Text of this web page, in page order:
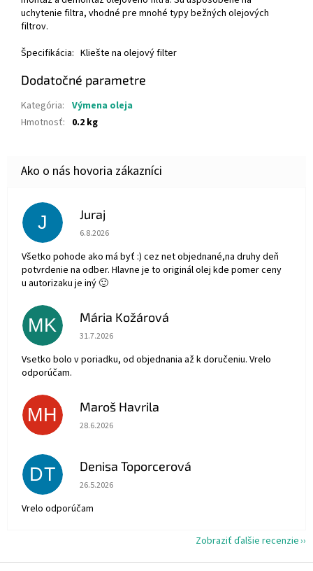
uchytenie filtra, vhodné pre mnohé typy bežných olejových
filtrov.
Špecifikácia: Kliešte na olejový filter
Dodatočné parametre
Kategória: Výmena oleja
Hmotnosť: 0.2 kg
J Juraj
Hodnotenie obchodu je 5 z 5 hviezdičiek.
6.8.2026
Všetko pohode ako má byť :) cez net objednané,na druhy deň
potvrdenie na odber. Hlavne je to originál olej kde pomer ceny
u autorizaku je iný 🙂
MK Mária Kožárová
Hodnotenie obchodu je 5 z 5 hviezdičiek.
31.7.2026
Vsetko bolo v poriadku, od objednania až k doručeniu. Vrelo
odporúčam.
MH Maroš Havrila
Hodnotenie obchodu je 5 z 5 hviezdičiek.
28.6.2026
DT Denisa Toporcerová
Hodnotenie obchodu je 5 z 5 hviezdičiek.
26.5.2026
Vrelo odporúčam
Zobraziť ďalšie recenzie